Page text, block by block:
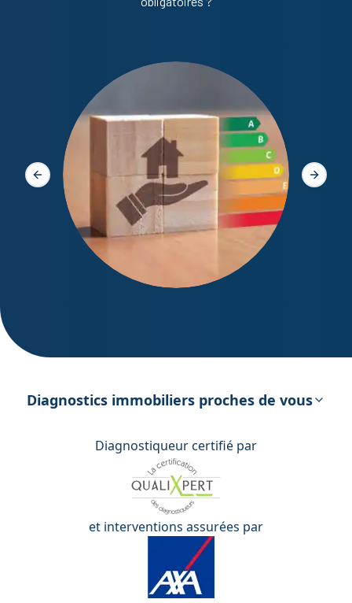
énergétique
Slide précédente Slide
Diagnostics immobiliers proches de vous
Diagnostiqueur certifié par
et interventions assurées par